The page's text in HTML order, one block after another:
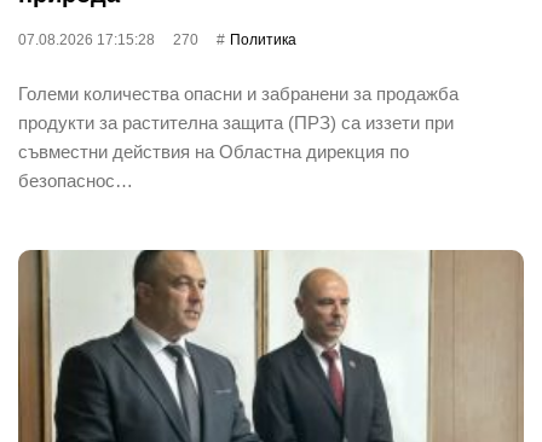
07.08.2026 17:15:28 270 Политика
Големи количества опасни и забранени за продажба
продукти за растителна защита (ПРЗ) са иззети при
съвместни действия на Областна дирекция по
безопаснос…